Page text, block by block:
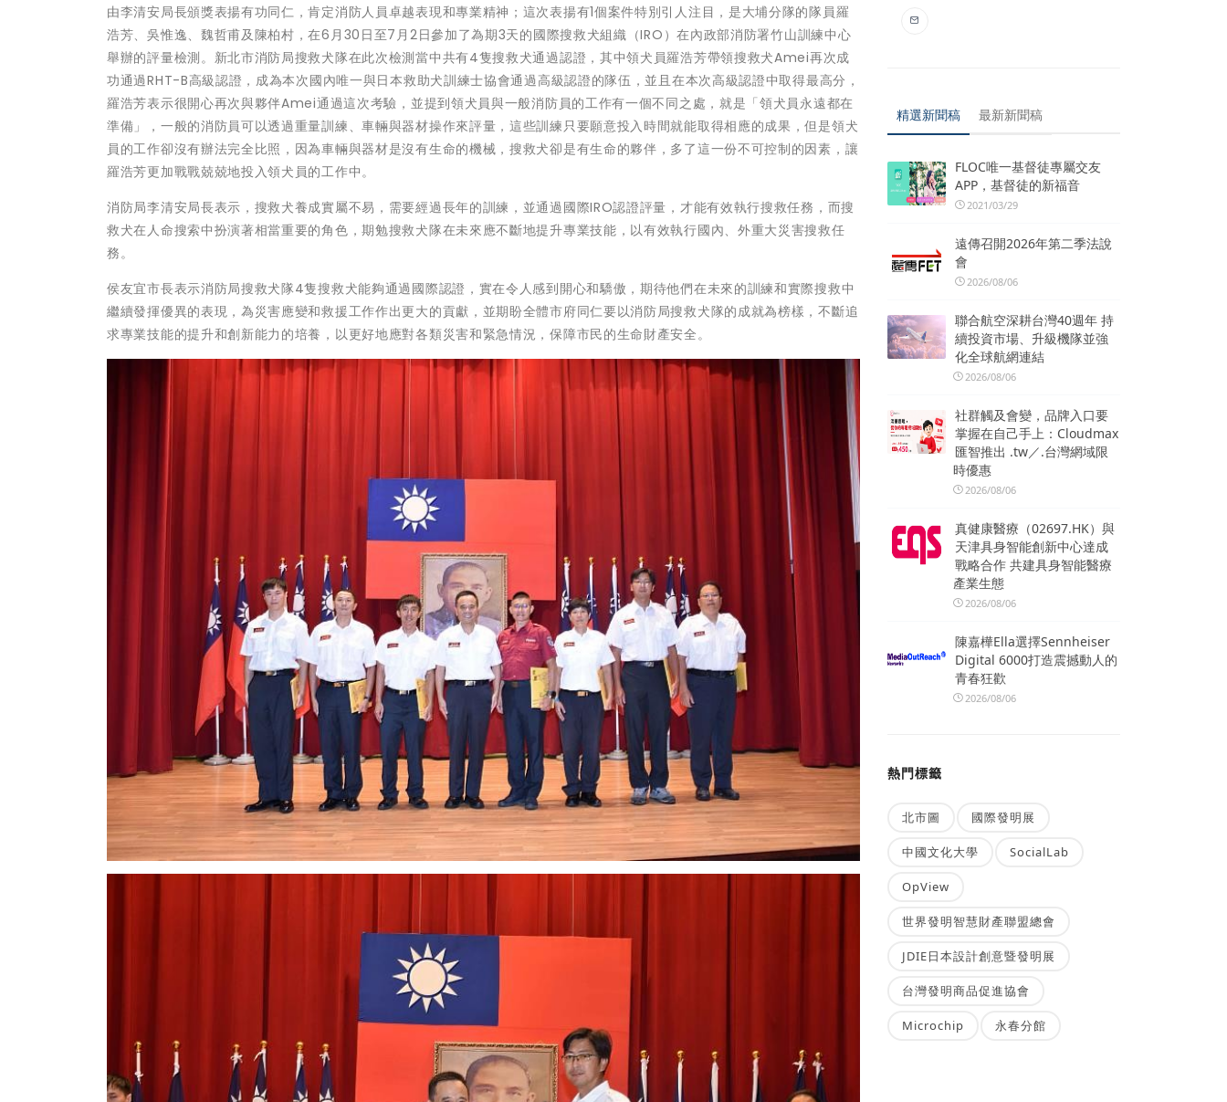
由李清安局長頒獎表揚有功同仁，肯定消防人員卓越表現和專業精神；這次表揚有1個案件特別引人注目，是大埔分隊的隊員羅
浩芳、吳惟逸、魏哲甫及陳柏村，在6月30日至7月2日參加了為期3天的國際搜救犬組織（IRO）在內政部消防署竹山訓練中心
舉辦的評量檢測。新北市消防局搜救犬隊在此次檢測當中共有4隻搜救犬通過認證，其中領犬員羅浩芳帶領搜救犬Amei再次成
功通過RHT-B高級認證，成為本次國內唯一與日本救助犬訓練士協會通過高級認證的隊伍，並且在本次高級認證中取得最高分，
羅浩芳表示很開心再次與夥伴Amei通過這次考驗，並提到領犬員與一般消防員的工作有一個不同之處，就是「領犬員永遠都在
準備」，一般的消防員可以透過重量訓練、車輛與器材操作來評量，這些訓練只要願意投入時間就能取得相應的成果，但是領犬
員的工作卻沒有辦法完全比照，因為車輛與器材是沒有生命的機械，搜救犬卻是有生命的夥伴，多了這一份不可控制的因素，讓
羅浩芳更加戰戰兢兢地投入領犬員的工作中。
消防局李清安局長表示，搜救犬養成實屬不易，需要經過長年的訓練，並通過國際IRO認證評量，才能有效執行搜救任務，而搜
救犬在人命搜索中扮演著相當重要的角色，期勉搜救犬隊在未來應不斷地提升專業技能，以有效執行國內、外重大災害搜救任
務。
侯友宜市長表示消防局搜救犬隊4隻搜救犬能夠通過國際認證，實在令人感到開心和驕傲，期待他們在未來的訓練和實際搜救中
繼續發揮優異的表現，為災害應變和救援工作作出更大的貢獻，並期盼全體市府同仁要以消防局搜救犬隊的成就為榜樣，不斷追
求專業技能的提升和創新能力的培養，以更好地應對各類災害和緊急情況，保障市民的生命財產安全。
精選新聞稿 最新新聞稿
FLOC唯一基督徒專屬交友
APP，基督徒的新福音
2021/03/29
遠傳召開2026年第二季法說
會
2026/08/06
聯合航空深耕台灣40週年 持
續投資市場、升級機隊並強
化全球航網連結
2026/08/06
社群觸及會變，品牌入口要
掌握在自己手上：Cloudmax
匯智推出 .tw／.台灣網域限
時優惠
2026/08/06
真健康醫療（02697.HK）與
天津具身智能創新中心達成
戰略合作 共建具身智能醫療
產業生態
2026/08/06
陳嘉樺Ella選擇Sennheiser
Digital 6000打造震撼動人的
青春狂歡
2026/08/06
熱門標籤
北市圖 國際發明展
中國文化大學 SocialLab
OpView
世界發明智慧財產聯盟總會
JDIE日本設計創意暨發明展
台灣發明商品促進協會
Microchip 永春分館